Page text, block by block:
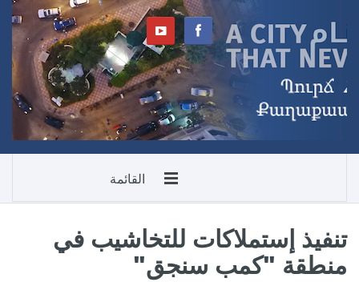
القائمة
تنفيذ إستملاكات للتخاشيب في
منطقة "كمب سنجق"